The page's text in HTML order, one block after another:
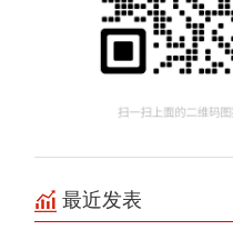
最近发表